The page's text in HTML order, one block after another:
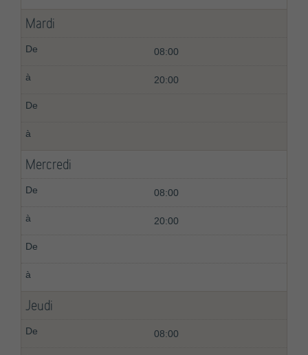
Mardi
08:00
20:00
Mercredi
08:00
20:00
Jeudi
08:00